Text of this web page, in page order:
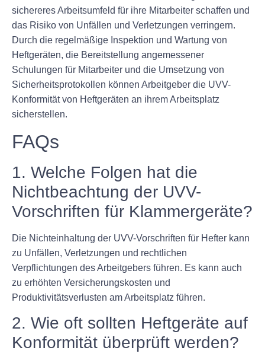
sichereres Arbeitsumfeld für ihre Mitarbeiter schaffen und
das Risiko von Unfällen und Verletzungen verringern.
Durch die regelmäßige Inspektion und Wartung von
Heftgeräten, die Bereitstellung angemessener
Schulungen für Mitarbeiter und die Umsetzung von
Sicherheitsprotokollen können Arbeitgeber die UVV-
Konformität von Heftgeräten an ihrem Arbeitsplatz
sicherstellen.
FAQs
1. Welche Folgen hat die
Nichtbeachtung der UVV-
Vorschriften für Klammergeräte?
Die Nichteinhaltung der UVV-Vorschriften für Hefter kann
zu Unfällen, Verletzungen und rechtlichen
Verpflichtungen des Arbeitgebers führen. Es kann auch
zu erhöhten Versicherungskosten und
Produktivitätsverlusten am Arbeitsplatz führen.
2. Wie oft sollten Heftgeräte auf
Konformität überprüft werden?